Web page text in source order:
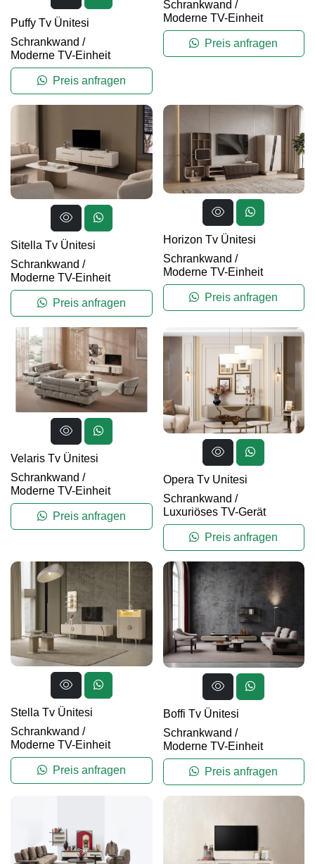
Puffy Tv Ünitesi
Schrankwand /
Moderne TV-Einheit
Preis anfragen
Schrankwand /
Moderne TV-Einheit
Preis anfragen
Sitella Tv Ünitesi
Schrankwand /
Moderne TV-Einheit
Preis anfragen
Horizon Tv Ünitesi
Schrankwand /
Moderne TV-Einheit
Preis anfragen
Velaris Tv Ünitesi
Schrankwand /
Moderne TV-Einheit
Preis anfragen
Opera Tv Unitesi
Schrankwand /
Luxuriöses TV-Gerät
Preis anfragen
Stella Tv Ünitesi
Schrankwand /
Moderne TV-Einheit
Preis anfragen
Boffi Tv Ünitesi
Schrankwand /
Moderne TV-Einheit
Preis anfragen